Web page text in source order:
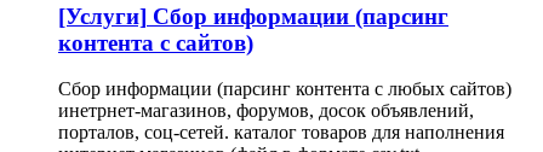
[Услуги] Сбор информации (парсинг
контента с сайтов)
Сбор информации (парсинг контента с любых сайтов)
инетрнет-магазинов, форумов, досок объявлений,
порталов, соц-сетей. каталог товаров для наполнения